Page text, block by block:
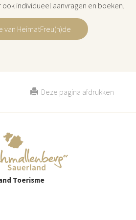
individueel aanvragen en boeken.
van HeimatFreu(n)de
Deze pagina afdrukken
Toerisme